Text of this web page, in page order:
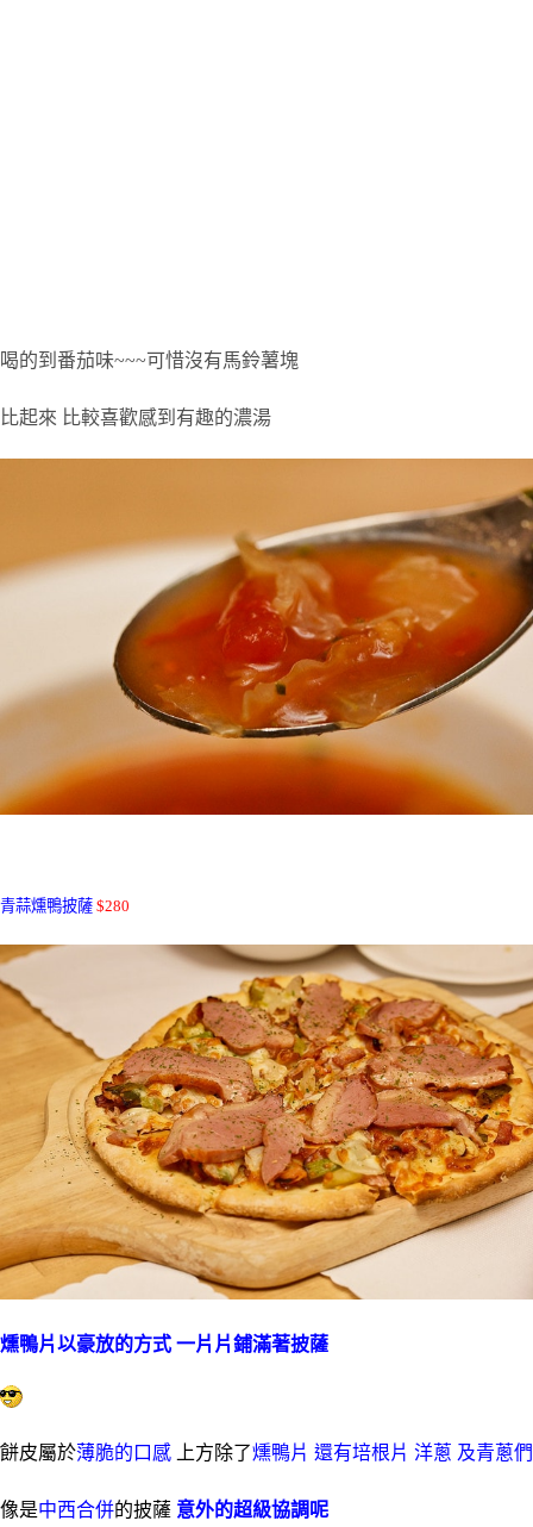
喝的到番茄味~~~可惜沒有馬鈴薯塊
比起來 比較喜歡感到有趣的濃湯
青蒜燻鴨披薩 $280
燻鴨片以豪放的方式 一片片鋪滿著披薩
餅皮屬於薄脆的口感 上方除了燻鴨片 還有培根片 洋蔥 及青蔥們
像是中西合併的披薩 意外的超級協調呢